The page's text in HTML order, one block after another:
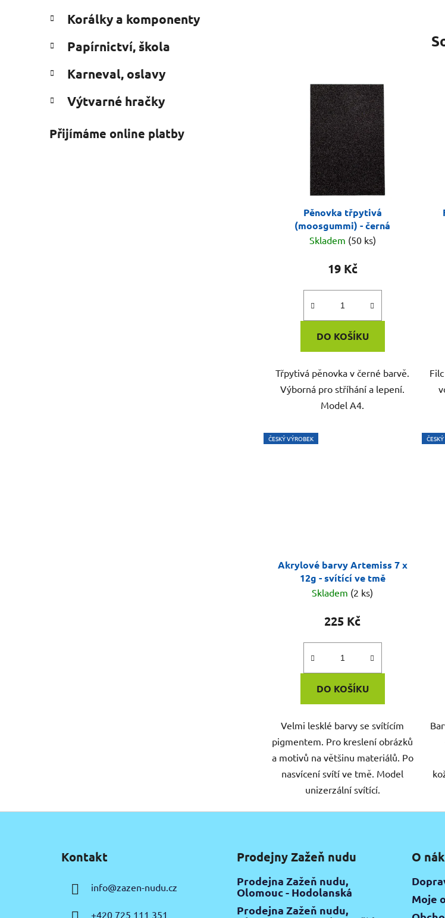
Korálky a komponenty
Papírnictví, škola
Karneval, oslavy
Výtvarné hračky
Přijímáme online platby
Pěnovka třpytivá
(moosgummi) - černá
Skladem (50 ks)
19 Kč
DO KOŠÍKU
Třpytivá pěnovka v černé barvě.
Výborná pro stříhání a lepení.
Model A4.
ČESKÝ VÝROBEK
Akrylové barvy Artemiss 7 x
12g - svítící ve tmě
Skladem (2 ks)
225 Kč
DO KOŠÍKU
Velmi lesklé barvy se svítícím
pigmentem. Pro kreslení obrázků
a motivů na většinu materiálů. Po
nasvícení svítí ve tmě. Model
unizerzální svítící.
Kontakt
info@zazen-nudu.cz
+420 725 111 351
Prodejny Zažeň nudu
Prodejna Zažeň nudu,
Olomouc - Hodolanská
Prodejna Zažeň nudu,
O
Moje